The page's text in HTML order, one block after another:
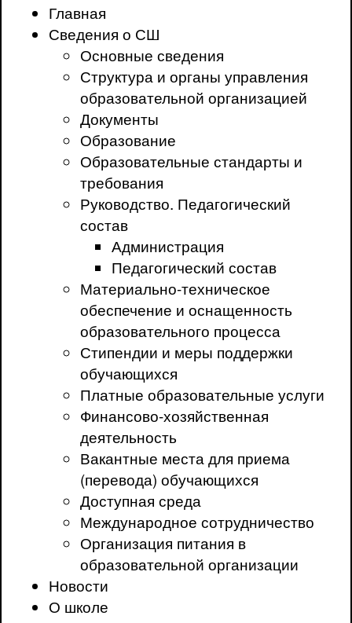
Главная
Сведения о СШ
Основные сведения
Структура и органы управления
образовательной организацией
Документы
Образование
Образовательные стандарты и
требования
Руководство. Педагогический
состав
Администрация
Педагогический состав
Материально-техническое
обеспечение и оснащенность
образовательного процесса
Стипендии и меры поддержки
обучающихся
Платные образовательные услуги
Финансово-хозяйственная
деятельность
Вакантные места для приема
(перевода) обучающихся
Доступная среда
Международное сотрудничество
Организация питания в
образовательной организации
Новости
О школе